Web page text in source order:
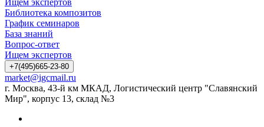
Библиотека композитов
График семинаров
База знаний
Вопрос-ответ
Ищем экспертов
+7(495)665-23-80
market@igcmail.ru
г. Москва, 43-й км МКАД, Логистический центр "Славянский
Мир", корпус 13, склад №3